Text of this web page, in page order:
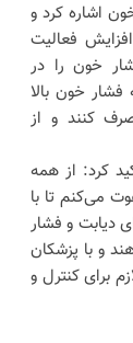
اشاره کرد و
فعالیت
خون را در
خون بالا
کنند و از
کرد: از همه
می‌کنم تا با
دیابت و فشار
و با پزشکان
برای کنترل و